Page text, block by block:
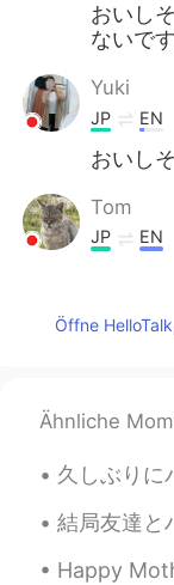
おいし
ないで
Yuki
JP EN
おいし
Tom
JP EN
KIE
いです
Jin
That’s
Öffne
Ähnliche
久しぶりにパソコンでイラストを描きました〜 こんな簡
結局友達とハイキングできなかったから自分で青梅に
Happy Mother's Day to